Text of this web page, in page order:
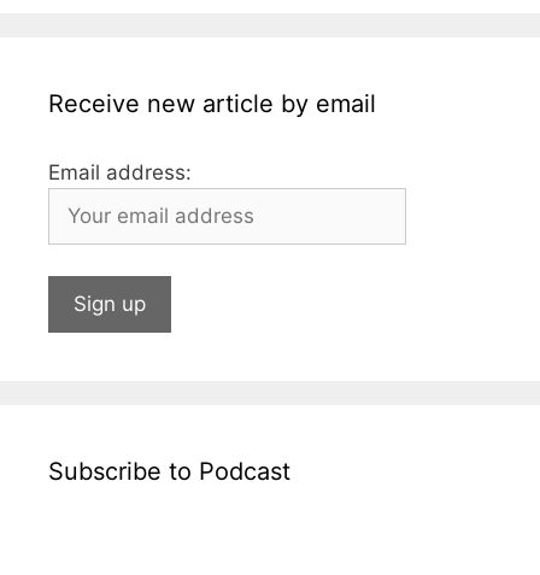
Receive new article by email
Email address:
Subscribe to Podcast